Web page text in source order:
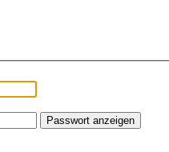
Passwort anzeigen